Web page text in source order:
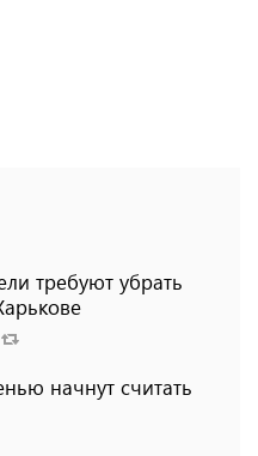
требуют убрать
начнут считать